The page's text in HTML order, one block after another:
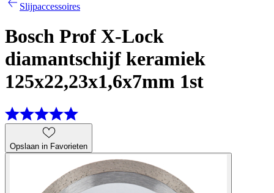
Slijpaccessoires
Bosch Prof X-Lock
diamantschijf keramiek
125x22,23x1,6x7mm 1st
Opslaan in Favorieten